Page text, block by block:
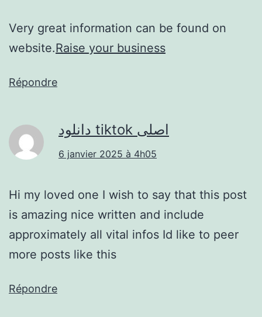
Very great information can be found on
website.Raise your business
Répondre
دانلود tiktok اصلی
6 janvier 2025 à 4h05
Hi my loved one I wish to say that this post
is amazing nice written and include
approximately all vital infos Id like to peer
more posts like this
Répondre